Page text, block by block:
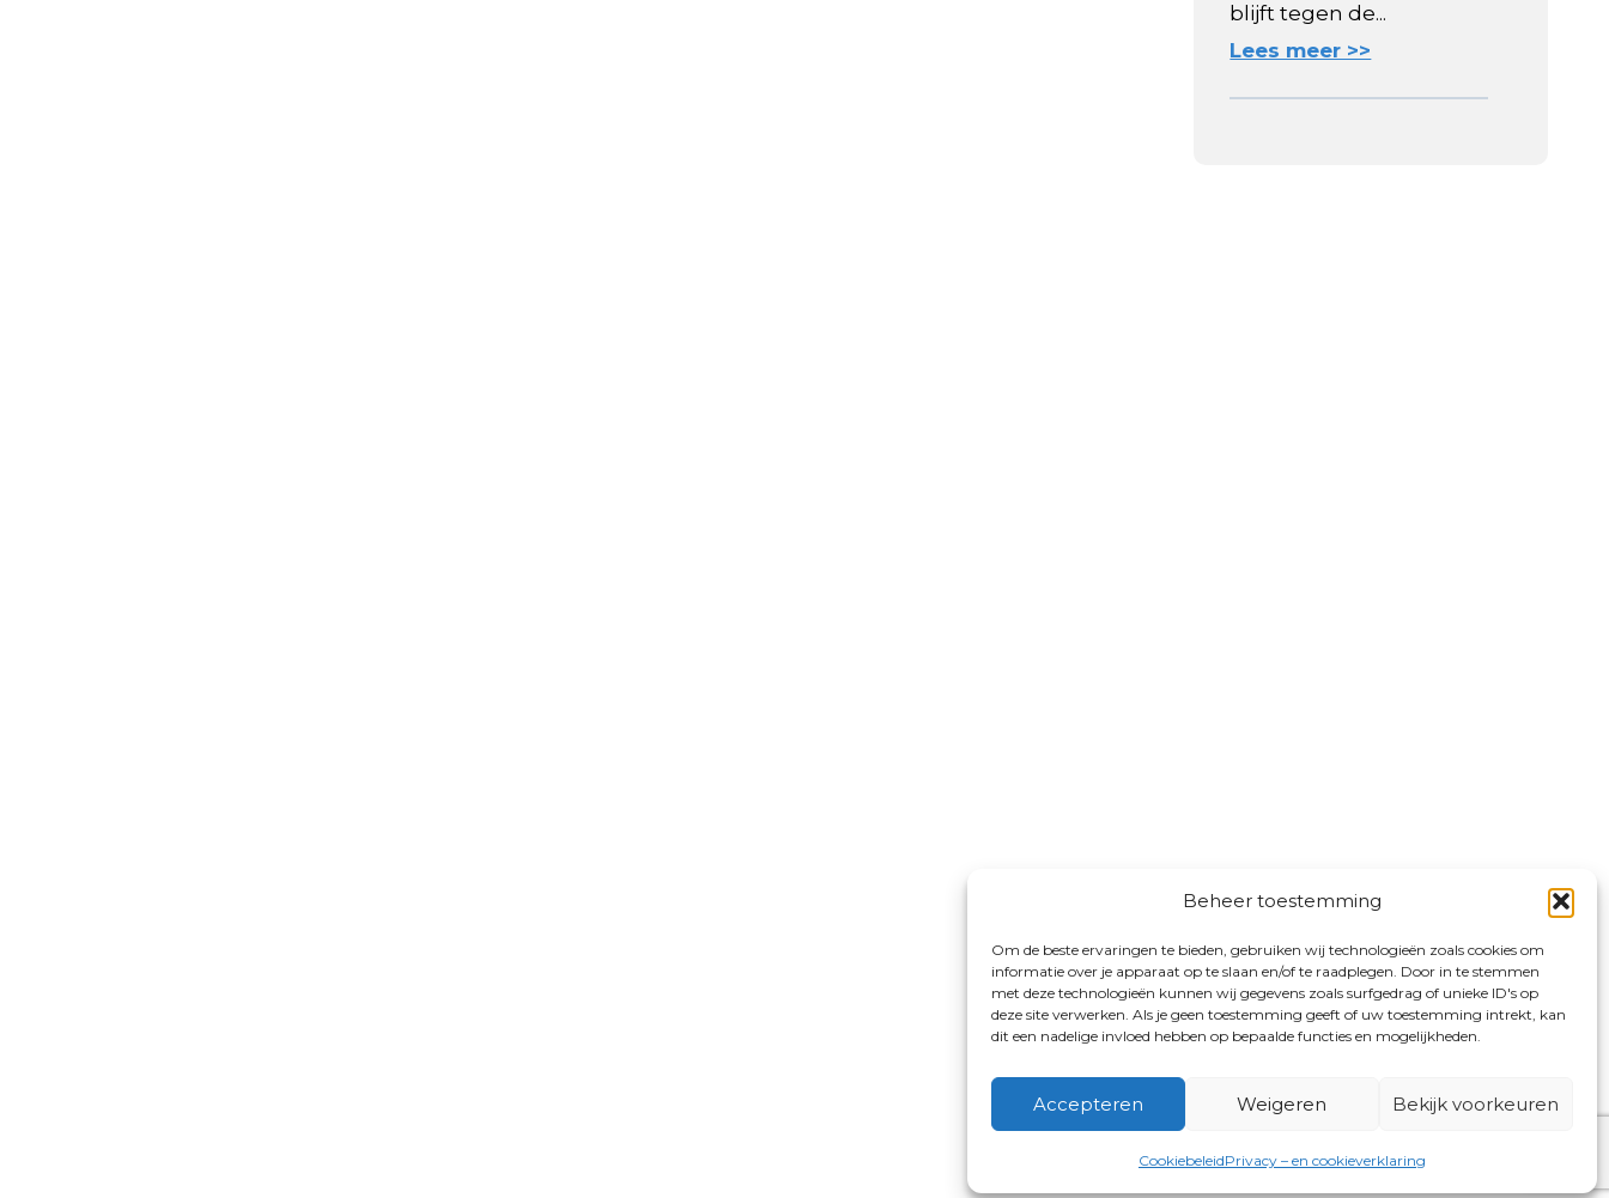
Beheer toestemming
Om de beste ervaringen te bieden, gebruiken wij technologieën zoals cookies om
informatie over je apparaat op te slaan en/of te raadplegen. Door in te stemmen
met deze technologieën kunnen wij gegevens zoals surfgedrag of unieke ID's op
deze site verwerken. Als je geen toestemming geeft of uw toestemming intrekt, kan
dit een nadelige invloed hebben op bepaalde functies en mogelijkheden.
Accepteren Weigeren Bekijk voorkeuren
CookiebeleidPrivacy – en cookieverklaring
blijft tegen de...
Lees meer >>